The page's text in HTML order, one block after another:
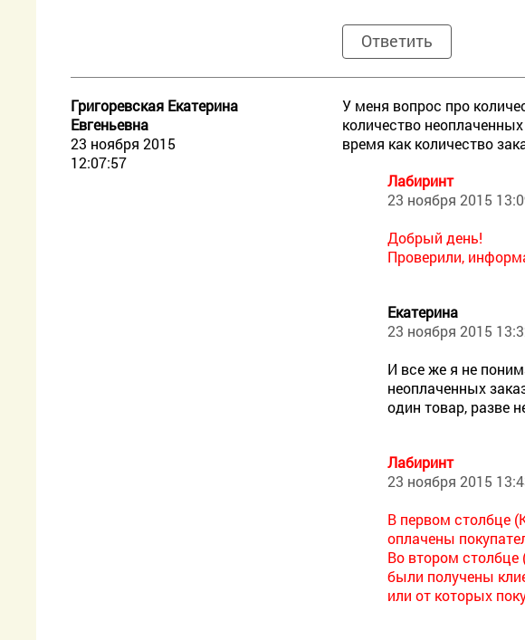
Ответить
Григоревская Екатерина
Евгеньевна
23 ноября 2015
12:07:57
У меня вопрос про
количество
время как количество
Лабиринт
23 ноября 2015
Добрый день!
Проверили,
Екатерина
23 ноября 2015
И все же я не
неоплаченных
один товар, разве
Лабиринт
23 ноября 2015
В первом столбце
оплачены
Во втором столбце
были получены
или от которых